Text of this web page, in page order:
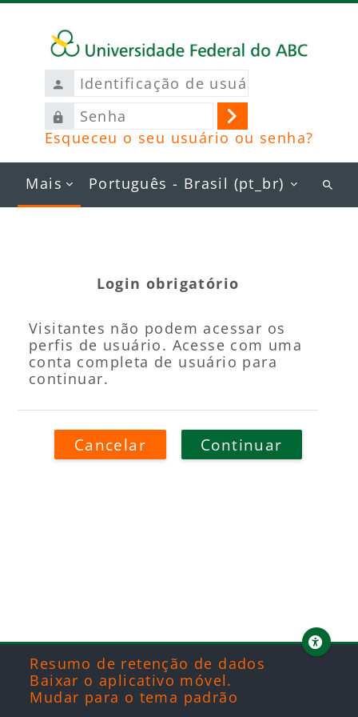
Ir para o conteúdo principal
Identificação
de
usuário
Senha
Acessar
Esqueceu o seu usuário ou senha?
Mais Português - Brasil ‎(pt_br)‎
Login obrigatório
Visitantes não podem acessar os
perfis de usuário. Acesse com uma
conta completa de usuário para
continuar.
Cancelar Continuar
Resumo de retenção de dados
Baixar o aplicativo móvel.
Mudar para o tema padrão